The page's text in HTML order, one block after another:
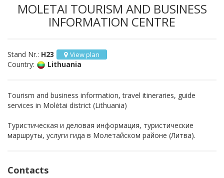
MOLETAI TOURISM AND BUSINESS
INFORMATION CENTRE
Stand Nr.: H23 View plan
Country: Lithuania
Tourism and business information, travel itineraries, guide
services in Molėtai district (Lithuania)
Туристическая и деловая информация, туристические
маршруты, услуги гида в Молетайском районе (Литва).
Contacts